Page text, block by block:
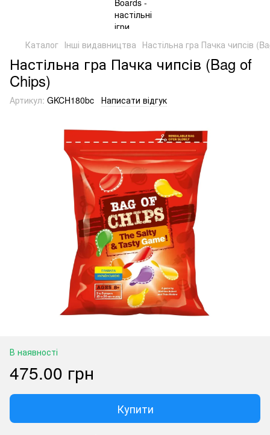
Каталог Інші видавництва Настільна гра Пачка чипсів
Настільна гра Пачка чипсів (Bag of
Chips)
Артикул: GKCH180bc Написати відгук
В наявності
475.00 грн
Купити